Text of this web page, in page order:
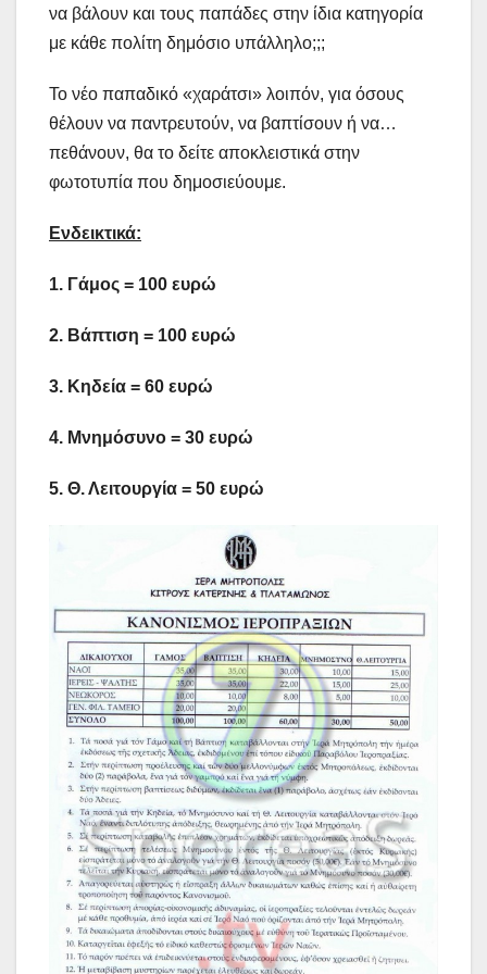
να βάλουν και τους παπάδες στην ίδια κατηγορία
με κάθε πολίτη δημόσιο υπάλληλο;;;
Το νέο παπαδικό «χαράτσι» λοιπόν, για όσους
θέλουν να παντρευτούν, να βαπτίσουν ή να…
πεθάνουν, θα το δείτε αποκλειστικά στην
φωτοτυπία που δημοσιεύουμε.
Ενδεικτικά:
1. Γάμος = 100 ευρώ
2. Βάπτιση = 100 ευρώ
3. Κηδεία = 60 ευρώ
4. Μνημόσυνο = 30 ευρώ
5. Θ. Λειτουργία = 50 ευρώ